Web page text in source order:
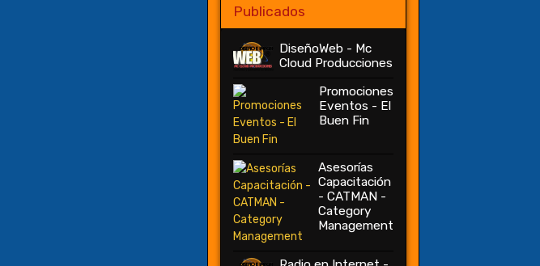
Publicados
DiseñoWeb - Mc
Cloud Producciones
Promociones
Eventos - El
Buen Fin
Asesorías
Capacitación
- CATMAN -
Category
Management